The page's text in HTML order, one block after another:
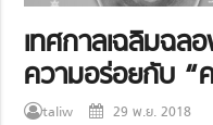
เทศกาลเฉลิมฉล
ความอร่อยกับ “
taliw 29 พ.ย. 2018